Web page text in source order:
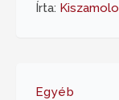
Írta: Kiszamolo
Egyéb